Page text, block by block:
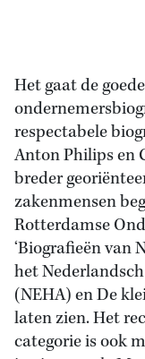
Het gaat de
respectabele
Anton Philips en
breder
zakenmensen
Rotterdamse
‘Biografieën van
het
(NEHA) en De
laten zien. Het
categorie is ook